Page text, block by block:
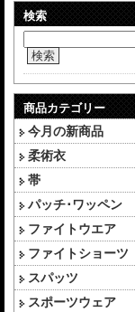
検索
検索
商品カテゴリー
今月の新商品
柔術衣
帯
パッチ･ワッペン
ファイトウエア
ファイトショーツ
スパッツ
スポーツウェア